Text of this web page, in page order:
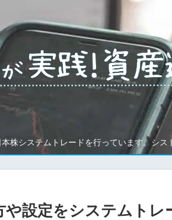
株システムトレードを行っています。シス
設定をシステムトレ